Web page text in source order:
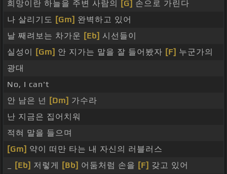
희망이란 하늘을 주변 사람의
[G] 손으로 가린다
나 살리기도 [Gm] 완벽하고 있어
날 째려보는 차가운 [Eb] 시선들이
실성이
[Gm] 안 지가는 말을 잘 들어봤자 [F] 누군가의
광대
No, I can't
안 남은 넌 [Dm] 가수라
난 지금은 집어치워
적혀 말을 들으며
[Gm] 약이 떠만 타는 내 자신의 러블러스
[Eb] 저렇게 [Bb] 어둠처럼 손을 [F] 갖고 있어